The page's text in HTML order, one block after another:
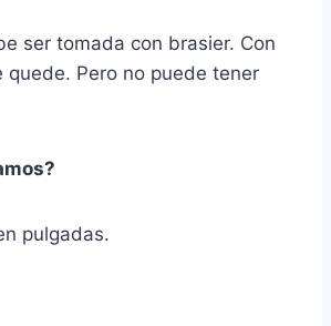
ser tomada con brasier. Con
quede. Pero no puede tener
pulgadas.